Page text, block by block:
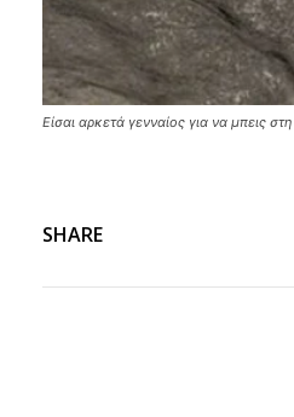
Είσαι αρκετά γενναίος για να μπεις
SHARE